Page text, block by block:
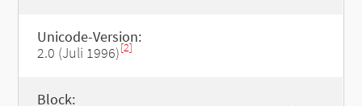
Unicode-Version:
2.0 (Juli 1996)[2]
Block: